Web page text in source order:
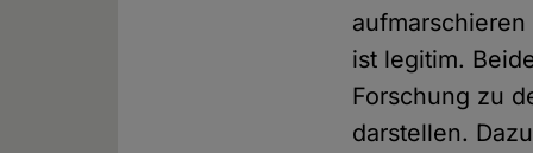
ist legitim.
Forschung zu
darstellen.